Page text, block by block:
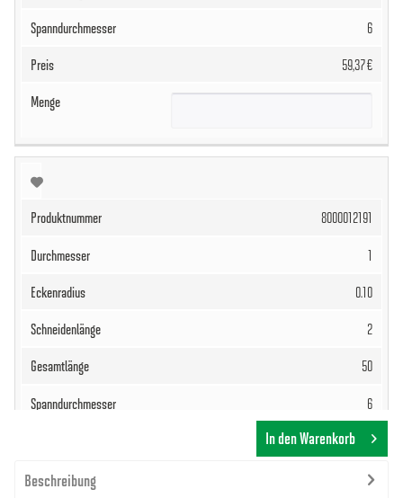
6
59,37 €
8000012191
1
0.10
2
50
6
59,37 €
In den Warenkorb
Beschreibung